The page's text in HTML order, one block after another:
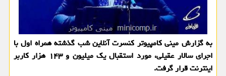
به گزارش مینی کامپیوتر کنسرت آنلاین شب گذشته همراه اول با
اجرای سالار عقیلی، مورد استقبال یک میلیون و ۱۴۳ هزار کاربر
اینترنت قرار گرفت.